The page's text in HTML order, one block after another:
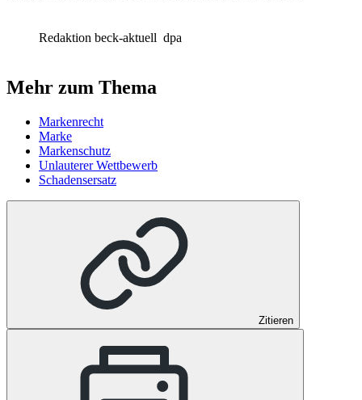
Redaktion beck-aktuell dpa
Mehr zum Thema
Markenrecht
Marke
Markenschutz
Unlauterer Wettbewerb
Schadensersatz
Zitieren